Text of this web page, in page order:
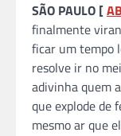
SÃO PAULO [
finalmente
ficar um tempo
resolve ir no
adivinha quem
que explode de
mesmo ar que